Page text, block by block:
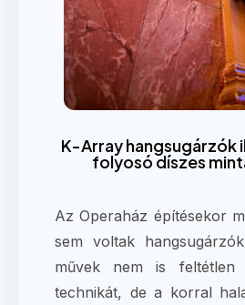
K-Array hangsugárzók
folyosó díszes
Az Operaház építésekor
sem voltak
művek nem is
technikát, de a korral